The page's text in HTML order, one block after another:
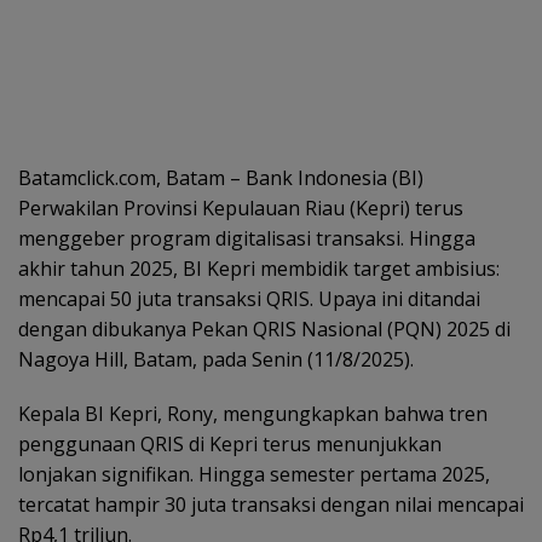
Batamclick.com, Batam – Bank Indonesia (BI)
Perwakilan Provinsi Kepulauan Riau (Kepri) terus
menggeber program digitalisasi transaksi. Hingga
akhir tahun 2025, BI Kepri membidik target ambisius:
mencapai 50 juta transaksi QRIS. Upaya ini ditandai
dengan dibukanya Pekan QRIS Nasional (PQN) 2025 di
Nagoya Hill, Batam, pada Senin (11/8/2025).
Kepala BI Kepri, Rony, mengungkapkan bahwa tren
penggunaan QRIS di Kepri terus menunjukkan
lonjakan signifikan. Hingga semester pertama 2025,
tercatat hampir 30 juta transaksi dengan nilai mencapai
Rp4,1 triliun.